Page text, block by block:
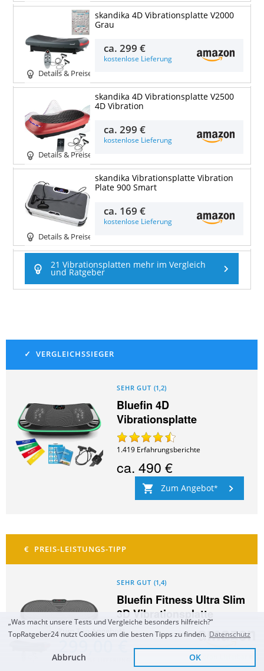
Zum Top Angebot
KOSTENLOSE LIEFERUNG Sofort Lieferbar
Details & Preise
skandika 4D Vibrationsplatte V2000
Grau
ca.299 €
kostenlose Lieferung
Details & Preise
skandika 4D Vibrationsplatte V2500
4D Vibration
ca.299 €
kostenlose Lieferung
Details & Preise
skandika Vibrationsplatte Vibration
Plate 900 Smart
ca. 169 €
kostenlose Lieferung
21 Vibrationsplatten mehr im Vergleich
und Ratgeber
SEHR GUT (1,2)
Bluefin 4D
Vibrationsplatte
1.419 Erfahrungsberichte
ca.490 €
Zum Angebot
SEHR GUT (1,4)
Bluefin Fitness Ultra Slim
3D Vibrationsplatte
ca.199 €
„Was macht unsere Tests und Vergleiche besonders hilfreich?“
TopRatgeber24 nutzt Cookies um die besten Tipps zu finden. Datenschutz
Abbruch OK